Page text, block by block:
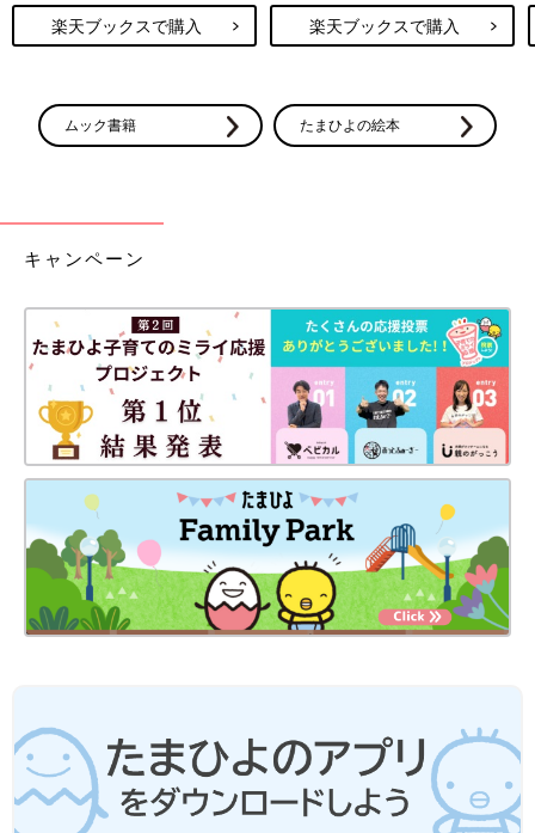
楽天ブックスで購入 楽天ブックスで購入
ムック書籍 たまひよの絵本
キャンペーン